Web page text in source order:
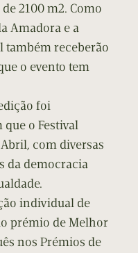
2100 m2. Como
Amadora e a
também receberão
o evento tem
foi
que o Festival
com diversas
da democracia
individual de
prémio de Melhor
nos Prémios de